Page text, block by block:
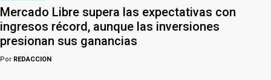
Mercado Libre supera las expectativas con
ingresos récord, aunque las inversiones
presionan sus ganancias
Por REDACCION